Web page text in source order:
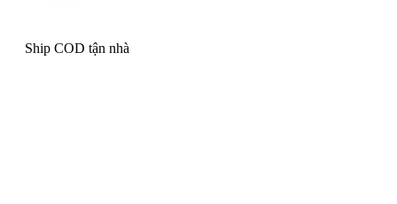
Ship COD tận nhà